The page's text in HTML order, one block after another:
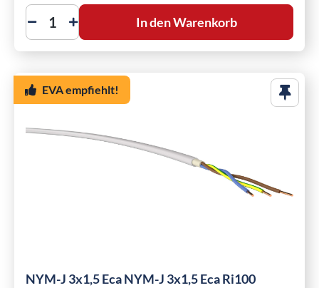
In den Warenkorb
EVA empfiehlt!
NYM-J 3x1,5 Eca NYM-J 3x1,5 Eca Ri100